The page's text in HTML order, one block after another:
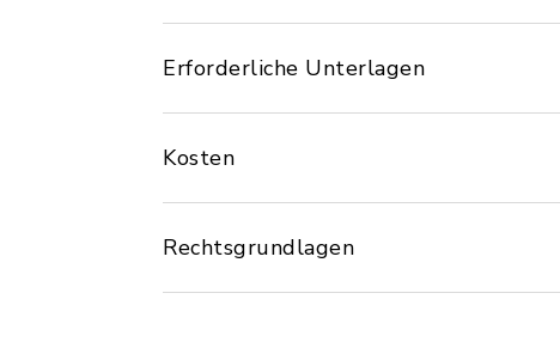
Erforderliche Unterlagen
Kosten
Rechtsgrundlagen